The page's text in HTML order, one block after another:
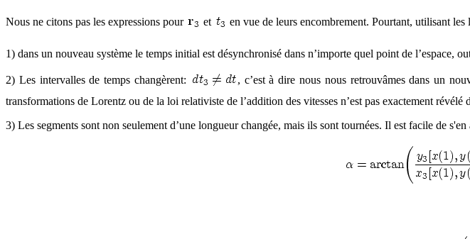
Nous ne citons pas les expressions pour et en vue de leurs encombrement. Pourtant, utilisant
1) dans un nouveau système le temps initial est désynchronisé dans n’importe quel point de l’espace,
2) Les intervalles de temps changèrent:
, c’est à dire nous nous retrouvâmes dans un
transformations de Lorentz ou de la loi relativiste de l’addition des vitesses n’est pas exactement révélé
3) Les segments sont non seulement d’une longueur changée, mais ils sont tournées. Il est facile de